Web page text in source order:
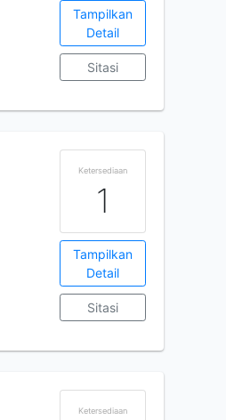
Tampilkan
Detail
Sitasi
Ketersediaan
1
Tampilkan
Detail
Sitasi
Ketersediaan